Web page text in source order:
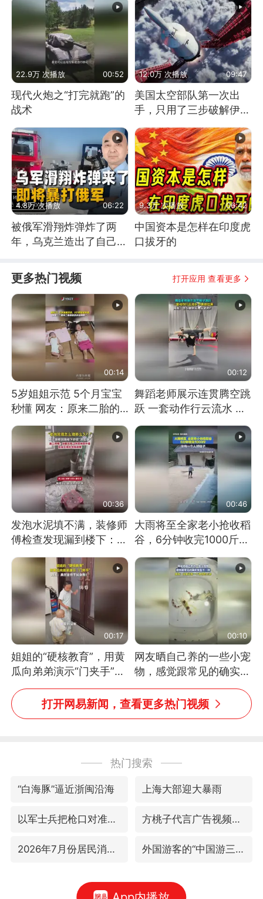
22.9万 次播放 00:52
现代火炮之“打完就跑”的
战术
12.0万 次播放 09:47
美国太空部队第一次出
手，只用了三步破解伊朗
4.8万 次播放 06:22
被俄军滑翔炸弹炸了两
年，乌克兰造出了自己
9.3万 次播放 06:42
中国资本是怎样在印度虎
口拔牙的
更多热门视频 打开应用 查看更多
00:14
5岁姐姐示范 5个月宝宝
秒懂 网友：原来二胎的
快乐长这样
00:12
舞蹈老师展示连贯腾空跳
跃 一套动作行云流水 节
奏感拉满 网友：怎么做
到又舞又武的？
00:36
发泡水泥填不满，装修师
傅检查发现漏到楼下：出
风口未延伸到外墙
00:46
大雨将至全家老小抢收稻
谷，6分钟收完1000斤，
没有一个人掉链子
00:17
姐姐的“硬核教育”，用黄
瓜向弟弟演示“门夹手”，
网友：果然言传不如身
教！
00:10
网友晒自己养的一些小宠
物，感觉跟常见的确实有
些不一样
打开网易新闻，查看更多热门视频
热门搜索
“白海豚”逼近浙闽沿海 上海大部迎大暴雨
以军士兵把枪口对准中国记者 方桃子代言广告视频已下架
2026年7月份居民消费价格同比上涨0.5% 外国游客的“中国游三件套”火了